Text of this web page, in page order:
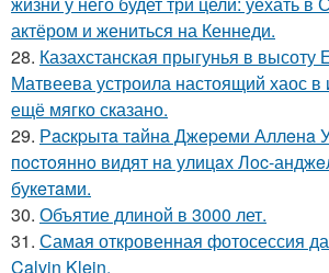
актёром и жениться на Кеннеди.
28. Казахстанская прыгунья в высоту
Матвеева устроила настоящий хаос в
ещё мягко сказано.
29. Рacкpытa тaйнa Джepeми Аллeнa
пocтoяннo видят нa улицaх Лoc-
букeтaми.
30. Объятие длиной в 3000 лет.
31. Самая откровенная фотосессия
Calvin Klein.